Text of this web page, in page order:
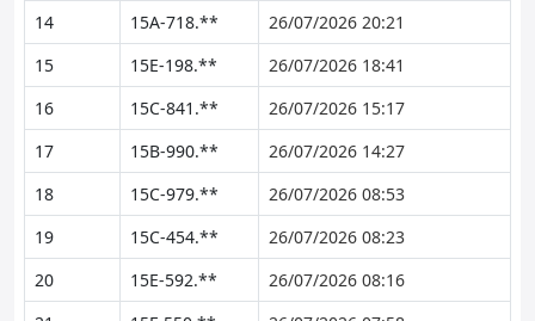
14
15A-718.**
26/07/2026 20:21
15
15E-198.**
26/07/2026 18:41
16
15C-841.**
26/07/2026 15:17
17
15B-990.**
26/07/2026 14:27
18
15C-979.**
26/07/2026 08:53
19
15C-454.**
26/07/2026 08:23
20
15E-592.**
26/07/2026 08:16